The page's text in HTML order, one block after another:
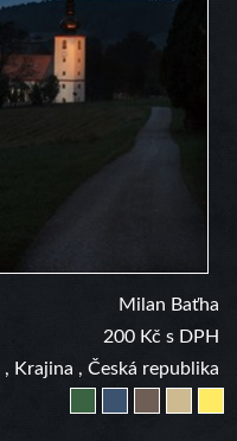
Milan Baťha
200 Kč s DPH
, Krajina , Česká republika